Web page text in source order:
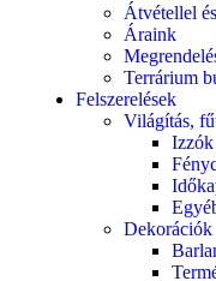
Átvétellel
Áraink
Terrárium
Felszerelések
Világítás,
Izzók
Dekorációk